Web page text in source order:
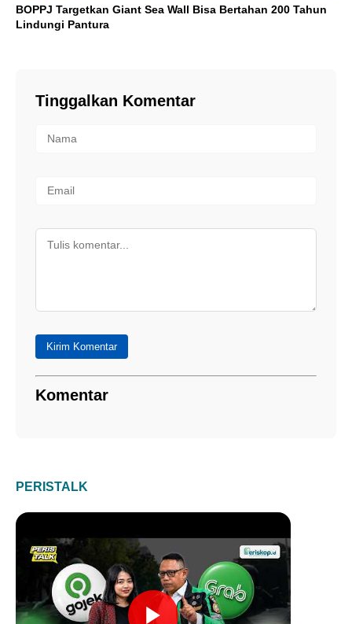
BOPPJ Targetkan Giant Sea Wall Bisa Bertahan 200 Tahun
Lindungi Pantura
Tinggalkan Komentar
Kirim Komentar
Komentar
PERISTALK